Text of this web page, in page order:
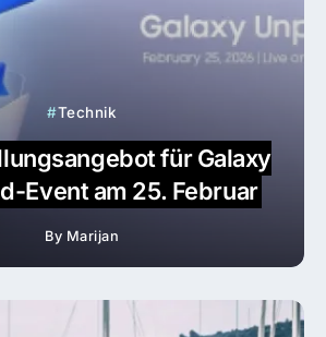
Technik
für Galaxy
Event am 25. Februar
By Marijan